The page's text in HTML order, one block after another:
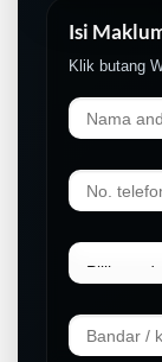
LIVE
Isi
Klik butang